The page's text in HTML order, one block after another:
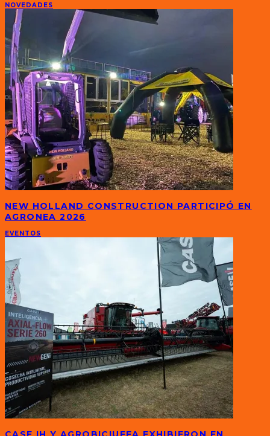
NOVEDADES
NEW HOLLAND CONSTRUCTION PARTICIPÓ EN
AGRONEA 2026
EVENTOS